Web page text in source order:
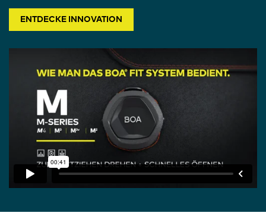
ENTDECKE INNOVATION